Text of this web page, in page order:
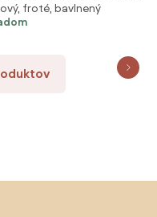
na smotanovej 30 x 50
froté, bavlnený